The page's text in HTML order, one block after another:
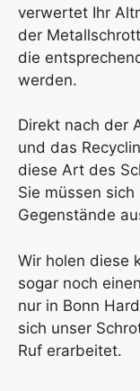
verwertet Ihr
der
die
werden.
Direkt nach der
und das
diese Art des
Sie müssen
Gegenstände
Wir holen diese
sogar noch
nur in Bonn
sich unser
Ruf erarbeitet.